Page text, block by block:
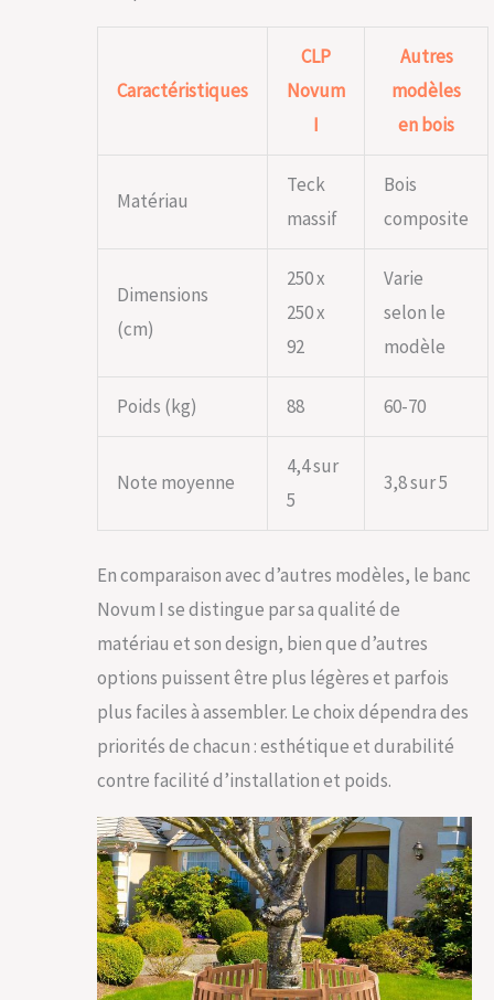
Caractéristiques
CLP
Novum
I
Autres
modèles
en bois
Matériau
Teck
massif
Bois
composite
Dimensions
(cm)
250 x
250 x
92
Varie
selon le
modèle
Poids (kg) 88 60-70
Note moyenne
4,4 sur
5
3,8 sur 5
En comparaison avec d’autres modèles, le banc
Novum I se distingue par sa qualité de
matériau et son design, bien que d’autres
options puissent être plus légères et parfois
plus faciles à assembler. Le choix dépendra des
priorités de chacun : esthétique et durabilité
contre facilité d’installation et poids.